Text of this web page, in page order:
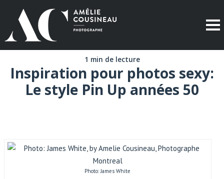
1 min de lecture
Inspiration pour photos sexy:
Le style Pin Up années 50
Photo: James White